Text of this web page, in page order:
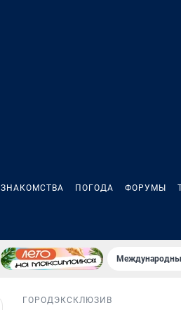
ЗНАКОМСТВА ПОГОДА ФОРУМЫ
ГОРОДЭКСКЛЮЗИВ